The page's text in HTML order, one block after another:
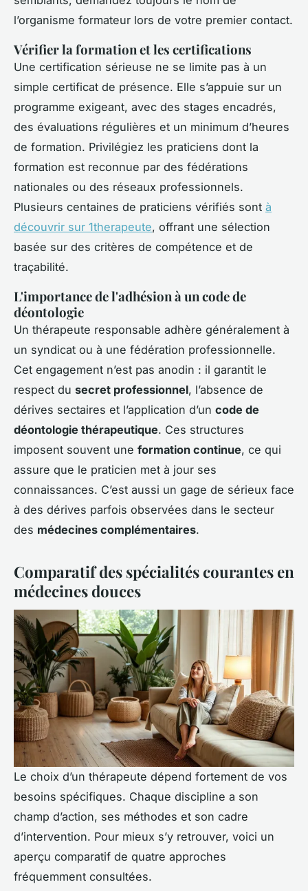
l’organisme formateur lors de votre premier contact.
Vérifier la formation et les certifications
Une certification sérieuse ne se limite pas à un
simple certificat de présence. Elle s’appuie sur un
programme exigeant, avec des stages encadrés,
des évaluations régulières et un minimum d’heures
de formation. Privilégiez les praticiens dont la
formation est reconnue par des fédérations
nationales ou des réseaux professionnels.
Plusieurs centaines de praticiens vérifiés sont à
découvrir sur 1therapeute, offrant une sélection
basée sur des critères de compétence et de
traçabilité.
L'importance de l'adhésion à un code de
déontologie
Un thérapeute responsable adhère généralement à
un syndicat ou à une fédération professionnelle.
Cet engagement n’est pas anodin : il garantit le
respect du secret professionnel, l’absence de
dérives sectaires et l’application d’un code de
déontologie thérapeutique. Ces structures
imposent souvent une formation continue, ce qui
assure que le praticien met à jour ses
connaissances. C’est aussi un gage de sérieux face
à des dérives parfois observées dans le secteur
des médecines complémentaires.
Comparatif des spécialités courantes en
médecines douces
Le choix d’un thérapeute dépend fortement de vos
besoins spécifiques. Chaque discipline a son
champ d’action, ses méthodes et son cadre
d’intervention. Pour mieux s’y retrouver, voici un
aperçu comparatif de quatre approches
fréquemment consultées.